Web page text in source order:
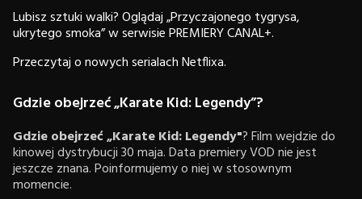
Lubisz sztuki walki? Oglądaj „Przyczajonego tygrysa,
ukrytego smoka” w serwisie PREMIERY CANAL+.
Przeczytaj o nowych serialach Netflixa.
Gdzie obejrzeć „Karate Kid: Legendy”?
Gdzie obejrzeć „Karate Kid: Legendy"? Film wejdzie do
kinowej dystrybucji 30 maja. Data premiery VOD nie jest
jeszcze znana. Poinformujemy o niej w stosownym
momencie.